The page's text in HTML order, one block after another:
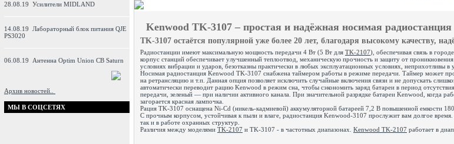
28.08.19 Усилители MIDLAND
14.08.19 Лабораторный блок питания QJE
PS3020
06.08.19 Антенна Optim Union CB Saturn
Архив новостей..
МЫ В СОЦСЕТЯХ
Kenwood TK-3107 – простая и надёжная носимая радиостанция
TK-3107 остаётся популярной уже более 20 лет, благодаря высокому качеству,
Радиостанции имеют максимальную мощность передачи 4 Вт (5 Вт для TK-2107), обеспечивая связь в
корпус станций обеспечивает улучшенный теплоотвод, механическую прочность и защиту от
условиях вибрации и ударов, безотказны практически в любых эксплуатационных условиях, неприхотливы
Носимая радиостанция Kenwood TK-3107 снабжена таймером работы в режиме передачи. Таймер может
на ретрансляцию и т.п. Данная опция позволяет исключить случайные включения связи и не допускать
автоматически переводит рацию Kenwood в режим сна, чтобы сэкономить заряд батареи в период
передачи, зеленый — при наличии активного канала. При значительной разрядке батареи Kenwood, когда
загорается красная лампочка.
Рация TK-3107 оснащена Ni-Cd (никель-кадмиевой) аккумуляторной батареей 7,2 В повышенной емкости
С прочным корпусом, устойчивая к пыли и влаге, радиостанция Kenwood-3107 прослужит вам долгое
так и в работе охранных структур.
Различия между моделями TK-2107 и TK-3107 - в частотных диапазонах. Kenwood TK-2107 работает в